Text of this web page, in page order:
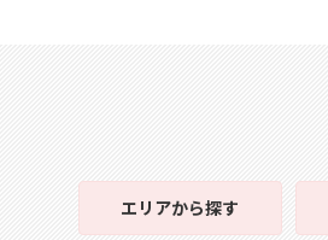
エリアから探す